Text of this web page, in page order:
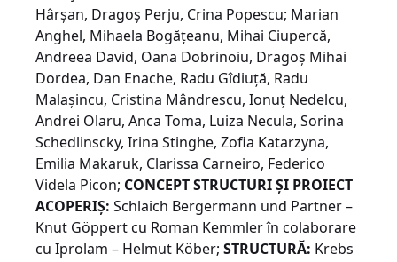
Hârşan, Dragoş Perju, Crina Popescu; Marian
Anghel, Mihaela Bogăţeanu, Mihai Ciupercă,
Andreea David, Oana Dobrinoiu, Dragoş Mihai
Dordea, Dan Enache, Radu Gîdiuţă, Radu
Malaşincu, Cristina Mândrescu, Ionuț Nedelcu,
Andrei Olaru, Anca Toma, Luiza Necula, Sorina
Schedlinscky, Irina Stinghe, Zofia Katarzyna,
Emilia Makaruk, Clarissa Carneiro, Federico
Videla Picon; CONCEPT STRUCTURI ȘI PROIECT
ACOPERIȘ: Schlaich Bergermann und Partner –
Knut Göppert cu Roman Kemmler în colaborare
cu Iprolam – Helmut Köber; STRUCTURĂ: Krebs